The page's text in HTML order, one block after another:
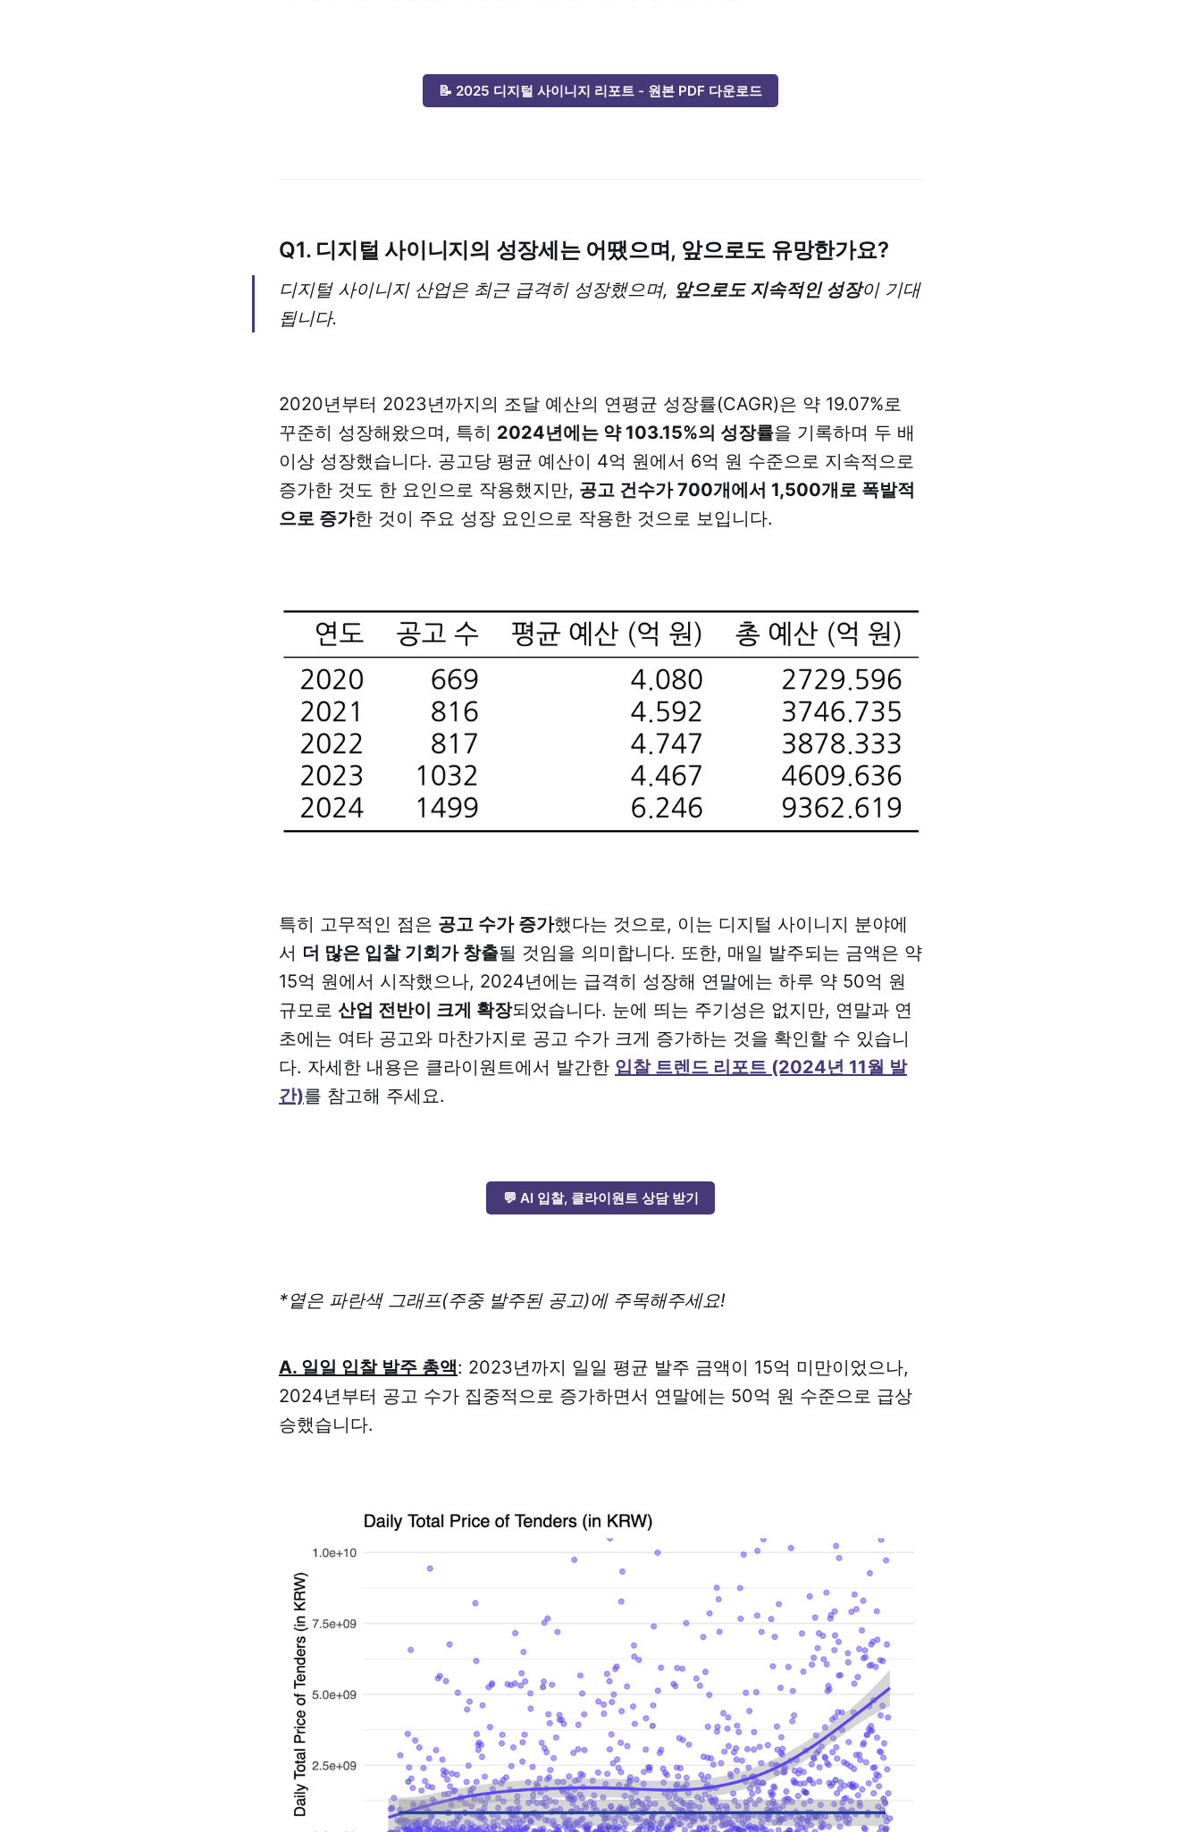
📝 2025 디지털 사이니지 리포트 - 원본 PDF 다운로드
Q1. 디지털 사이니지의 성장세는 어땠으며, 앞으로도 유망한가요?
디지털 사이니지 산업은 최근 급격히 성장했으며, 앞으로도 지속적인 성장이 기대
됩니다.
2020년부터 2023년까지의 조달 예산의 연평균 성장률(CAGR)은 약 19.07%로
꾸준히 성장해왔으며, 특히 2024년에는 약 103.15%의 성장률을 기록하며 두 배
이상 성장했습니다. 공고당 평균 예산이 4억 원에서 6억 원 수준으로 지속적으로
증가한 것도 한 요인으로 작용했지만, 공고 건수가 700개에서 1,500개로 폭발적
으로 증가한 것이 주요 성장 요인으로 작용한 것으로 보입니다.
특히 고무적인 점은 공고 수가 증가했다는 것으로, 이는 디지털 사이니지 분야에
서 더 많은 입찰 기회가 창출될 것임을 의미합니다. 또한, 매일 발주되는 금액은 약
15억 원에서 시작했으나, 2024년에는 급격히 성장해 연말에는 하루 약 50억 원
규모로 산업 전반이 크게 확장되었습니다. 눈에 띄는 주기성은 없지만, 연말과 연
초에는 여타 공고와 마찬가지로 공고 수가 크게 증가하는 것을 확인할 수 있습니
다. 자세한 내용은 클라이원트에서 발간한 입찰 트렌드 리포트 (2024년 11월 발
간)를 참고해 주세요.
💬 AI 입찰, 클라이원트 상담 받기
*옅은 파란색 그래프(주중 발주된 공고)에 주목해주세요!
A. 일일 입찰 발주 총액: 2023년까지 일일 평균 발주 금액이 15억 미만이었으나,
2024년부터 공고 수가 집중적으로 증가하면서 연말에는 50억 원 수준으로 급상
승했습니다.